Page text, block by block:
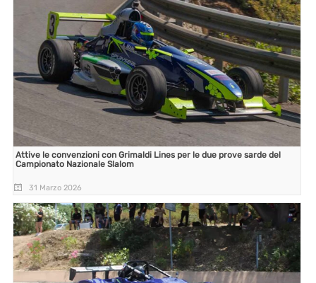
Attive le convenzioni con Grimaldi Lines per le due prove sarde del
Campionato Nazionale Slalom
31 Marzo 2026